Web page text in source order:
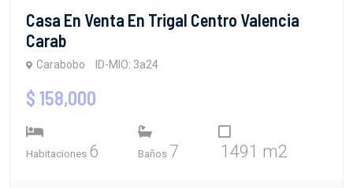
Casa En Venta En Trigal Centro Valencia
Carab
Carabobo ID-MIO: 3a24
$ 158,000
Habitaciones 6 Baños 7 1491 m2